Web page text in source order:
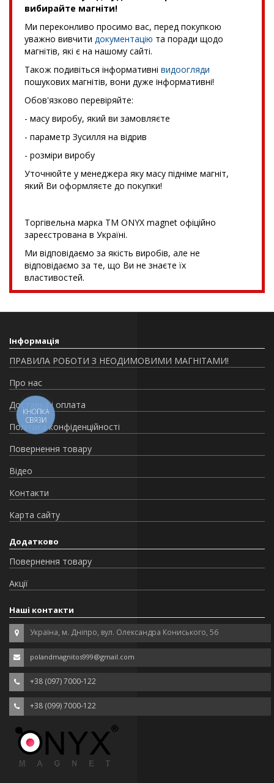
вибирайте магніти!
Ми переконливо просимо вас, перед покупкою
уважно вивчити документацію та поради щодо
магнітів, які є на нашому сайті.
Також подивіться інформативні видоогляди
пошукових магнітів, вони дуже інформативні!
Обов'язково перевіряйте:
- масу виробу, який ви замовляєте
- параметр Зусилля на відрив
- розміри виробу
Уточнюйте у менеджера яку масу підніме магніт,
який Ви оформляєте до покупки!
Торгівельна марка TM ONYX magnet офіційно
зареєстрована в Україні.
Ми відповідаємо за якість виробів, але не
відповідаємо за те, що Ви не знаєте їх
властивостей.
Інформація
ПРАВИЛА РОБОТИ З НЕОДИМОВИМИ МАГНІТАМИ!
Про нас
Доставка і оплата
Політика конфіденційності
Повернення товару
Відео
Контакти
Карта сайту
Додатково
Повернення товару
Акції
Наші контакти
Україна, м. Дніпро, вул. Олександра Кониського, 56
polandmagnitos999@gmail.com
+38 (097) 7000-122
+38 (099) 7000-122
КНОПКА
СВЯЗИ